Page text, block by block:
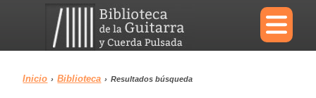
×
Inicio › Biblioteca › Resultados búsqueda